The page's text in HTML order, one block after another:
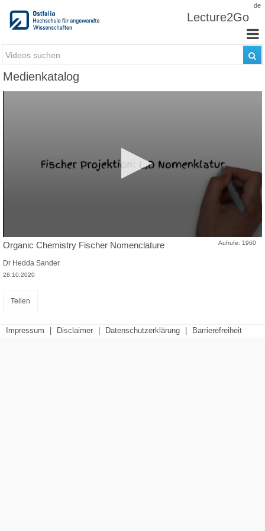
de
Lecture2Go
Medienkatalog
Aufrufe: 1960
Organic Chemistry Fischer Nomenclature
Dr Hedda Sander
28.10.2020
Teilen
Impressum Disclaimer Datenschutzerklärung Barrierefreiheit